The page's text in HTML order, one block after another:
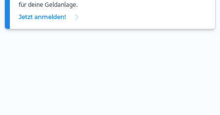
für deine Geldanlage.
Jetzt anmelden!